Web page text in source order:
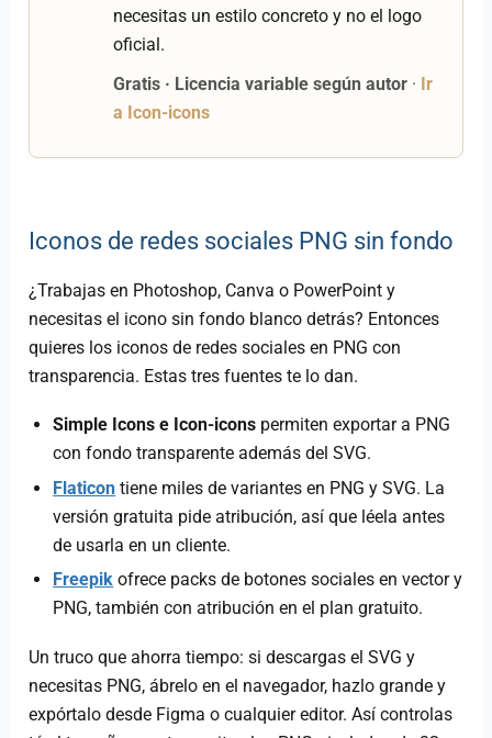
necesitas un estilo concreto y no el logo
oficial.
Gratis · Licencia variable según autor· Ir
a Icon-icons
Iconos de redes sociales PNG sin fondo
¿Trabajas en Photoshop, Canva o PowerPoint y
necesitas el icono sin fondo blanco detrás? Entonces
quieres los iconos de redes sociales en PNG con
transparencia. Estas tres fuentes te lo dan.
Simple Icons e Icon-icons permiten exportar a PNG
con fondo transparente además del SVG.
Flaticon tiene miles de variantes en PNG y SVG. La
versión gratuita pide atribución, así que léela antes
de usarla en un cliente.
Freepik ofrece packs de botones sociales en vector y
PNG, también con atribución en el plan gratuito.
Un truco que ahorra tiempo: si descargas el SVG y
necesitas PNG, ábrelo en el navegador, hazlo grande y
expórtalo desde Figma o cualquier editor. Así controlas